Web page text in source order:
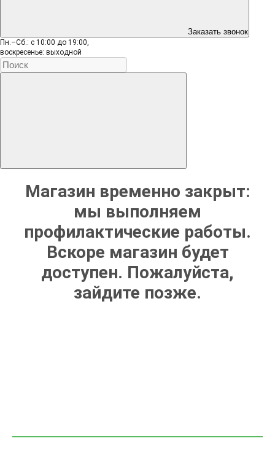
Заказать звонок
Пн.–Сб.: с 10:00 до 19:00,
воскресенье: выходной
Магазин временно закрыт:
мы выполняем
профилактические работы.
Вскоре магазин будет
доступен. Пожалуйста,
зайдите позже.